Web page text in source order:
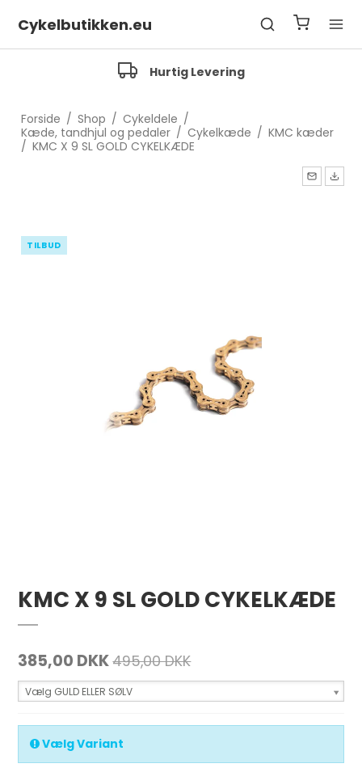
Cykelbutikken.eu
Hurtig Levering
Forside / Shop / Cykeldele /
Kæde, tandhjul og pedaler / Cykelkæde / KMC kæder
/ KMC X 9 SL GOLD CYKELKÆDE
TILBUD
KMC X 9 SL GOLD CYKELKÆDE
385,00 DKK495,00 DKK
Vælg GULD ELLER SØLV
Vælg Variant